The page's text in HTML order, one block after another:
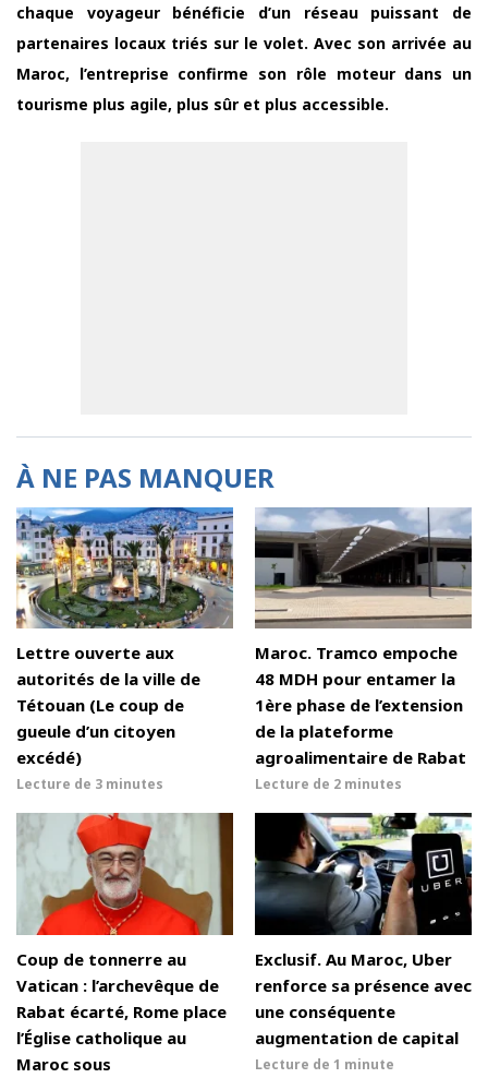
chaque voyageur bénéficie d’un réseau puissant de
partenaires locaux triés sur le volet. Avec son arrivée au
Maroc, l’entreprise confirme son rôle moteur dans un
tourisme plus agile, plus sûr et plus accessible.
À NE PAS MANQUER
Lettre ouverte aux
autorités de la ville de
Tétouan (Le coup de
gueule d’un citoyen
excédé)
Lecture de 3 minutes
Maroc. Tramco empoche
48 MDH pour entamer la
1ère phase de l’extension
de la plateforme
agroalimentaire de Rabat
Lecture de 2 minutes
Coup de tonnerre au
Vatican : l’archevêque de
Rabat écarté, Rome place
l’Église catholique au
Maroc sous
Exclusif. Au Maroc, Uber
renforce sa présence avec
une conséquente
augmentation de capital
Lecture de 1 minute